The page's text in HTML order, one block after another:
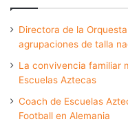
Directora de la
agrupaciones de talla
La convivencia familiar
Escuelas Aztecas
Coach de Escuelas
Football en Alemania